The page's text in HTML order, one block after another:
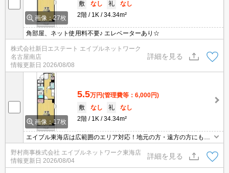
画像：27枚
敷
なし 礼
なし
2階
1K 34.34m²
角部屋、ネット使用料不要♪ エレベーターあり☆
株式会社新日エステート エイブルネットワーク
名古屋南店
情報更新日 2026/08/08
詳細を見る
画像：17枚
5.5万円(管理費等：6,000円)
敷
なし 礼
なし
2階
1K 34.34m²
エイブル東海店は広範囲のエリア対応！地元の方・遠方の方にも公
平な視点で提案♪見るだけ・オンライン可！
野村商事株式会社 エイブルネットワーク東海店
情報更新日 2026/08/04
詳細を見る